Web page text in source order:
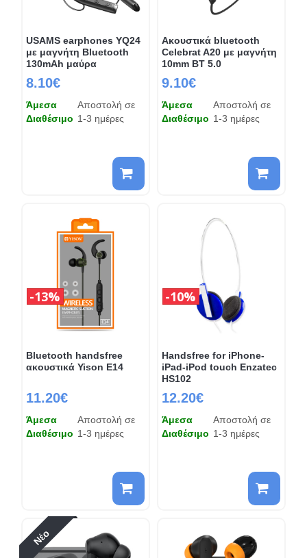
USAMS earphones YQ24
με μαγνήτη Bluetooth
130mAh μαύρα
8.10€
Άμεσα
Διαθέσιμο
Αποστολή σε
1-3 ημέρες
Ακουστικά bluetooth
Celebrat A20 με μαγνήτη
10mm BT 5.0
9.10€
Άμεσα
Διαθέσιμο
Αποστολή σε
1-3 ημέρες
Bluetooth handsfree
ακουστικά Yison E14
11.20€
13%
Άμεσα
Διαθέσιμο
Αποστολή σε
1-3 ημέρες
Handsfree for iPhone-
iPad-iPod touch Enzatec
HS102
12.20€
10%
Άμεσα
Διαθέσιμο
Αποστολή σε
1-3 ημέρες
Νέο